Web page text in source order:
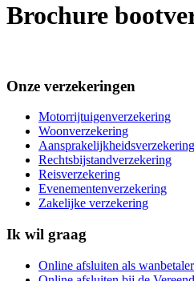
Brochure
Onze verzekeringen
Motorrijtuigenverzekering
Woonverzekering
Aansprakelijkheidsverzekering
Rechtsbijstandverzekering
Reisverzekering
Evenementenverzekering
Zakelijke verzekering
Ik wil graag
Online afsluiten als wanbetaler